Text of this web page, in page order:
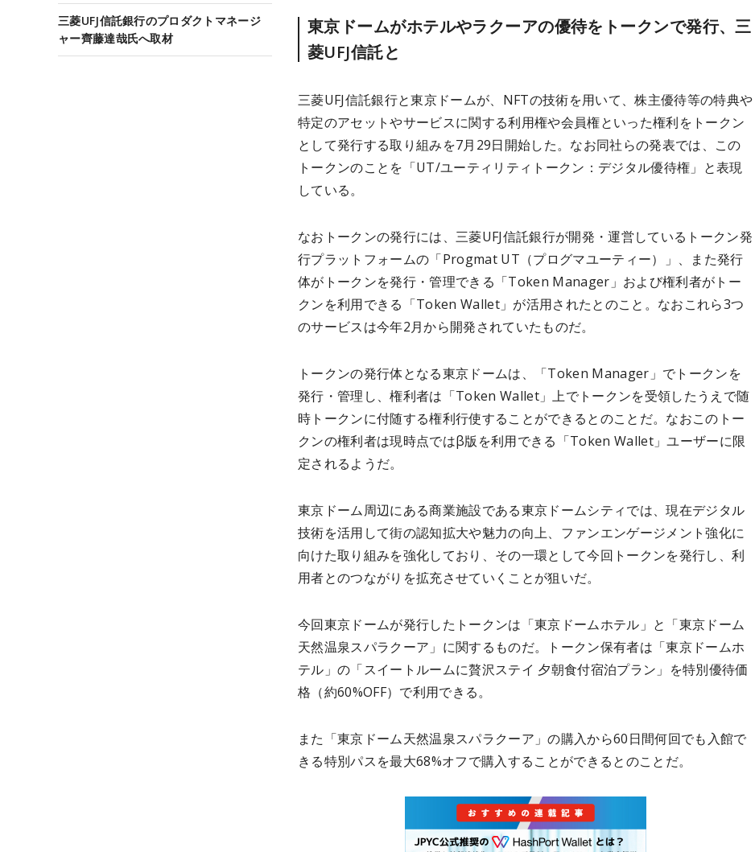
東京ドームがホテルやラクーアの優待をトークンで発行、三
菱UFJ信託と
三菱UFJ信託銀行と東京ドームが、NFTの技術を用いて、株主優待等の特典や
特定のアセットやサービスに関する利用権や会員権といった権利をトークン
として発行する取り組みを7月29日開始した。なお同社らの発表では、この
トークンのことを「UT/ユーティリティトークン：デジタル優待権」と表現
している。
なおトークンの発行には、三菱UFJ信託銀行が開発・運営しているトークン発
行プラットフォームの「Progmat UT（プログマユーティー）」、また発行
体がトークンを発行・管理できる「Token Manager」および権利者がトー
クンを利用できる「Token Wallet」が活用されたとのこと。なおこれら3つ
のサービスは今年2月から開発されていたものだ。
トークンの発行体となる東京ドームは、「Token Manager」でトークンを
発行・管理し、権利者は「Token Wallet」上でトークンを受領したうえで随
時トークンに付随する権利行使することができるとのことだ。 なおこのトー
クンの権利者は現時点ではβ版を利用できる「Token Wallet」ユーザーに限
定されるようだ。
東京ドーム周辺にある商業施設である東京ドームシティでは、現在デジタル
技術を活用して街の認知拡大や魅力の向上、ファンエンゲージメント強化に
向けた取り組みを強化しており、その一環として今回トークンを発行し、利
用者とのつながりを拡充させていくことが狙いだ。
今回東京ドームが発行したトークンは「東京ドームホテル」と「東京ドーム
天然温泉スパラクーア」に関するものだ。トークン保有者は「東京ドームホ
テル」の「スイートルームに贅沢ステイ 夕朝食付宿泊プラン」を特別優待価
格（約60%OFF）で利用できる。
また「東京ドーム天然温泉スパラクーア」の購入から60日間何回でも入館で
きる特別パスを最大68%オフで購入することができるとのことだ。
三菱UFJ信託銀行のプロダクトマネージ
ャー齊藤達哉氏へ取材